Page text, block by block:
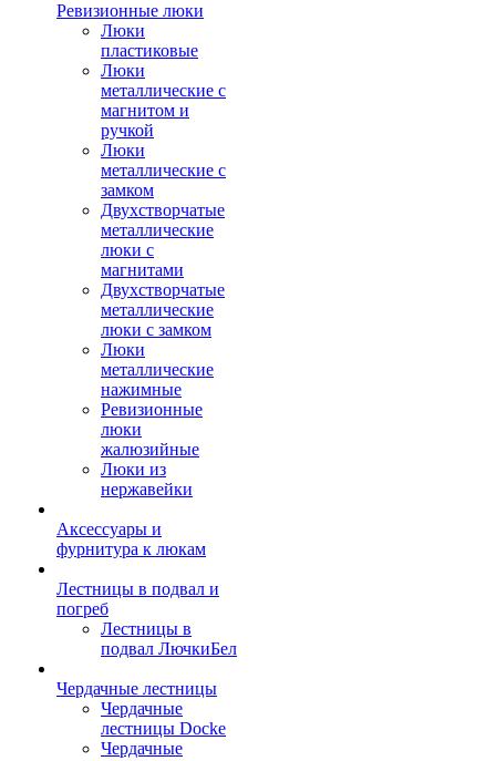
Ревизионные люки
Люки
пластиковые
Люки
металлические с
магнитом и
ручкой
Люки
металлические с
замком
Двухстворчатые
металлические
люки с
магнитами
Двухстворчатые
металлические
люки с замком
Люки
металлические
нажимные
Ревизионные
люки
жалюзийные
Люки из
нержавейки
Аксессуары и
фурнитура к люкам
Лестницы в подвал и
погреб
Лестницы в
подвал ЛючкиБел
Чердачные лестницы
Чердачные
лестницы Docke
Чердачные